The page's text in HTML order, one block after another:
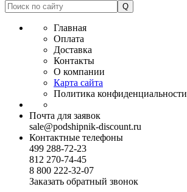
Главная
Оплата
Доставка
Контакты
О компании
Карта сайта
Политика конфиденциальности
Почта для заявок
sale@podshipnik-discount.ru
Контактные телефоны
499 288-72-23
812 270-74-45
8 800 222-32-07
Заказать обратный звонок